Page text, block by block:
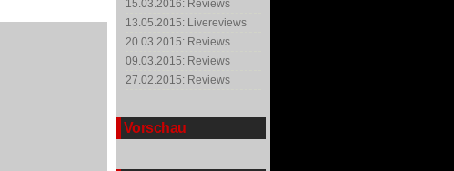
15.03.2016: Reviews
13.05.2015: Livereviews
20.03.2015: Reviews
09.03.2015: Reviews
27.02.2015: Reviews
Vorschau